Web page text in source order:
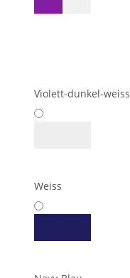
Violett-dunkel-weiss
Weiss